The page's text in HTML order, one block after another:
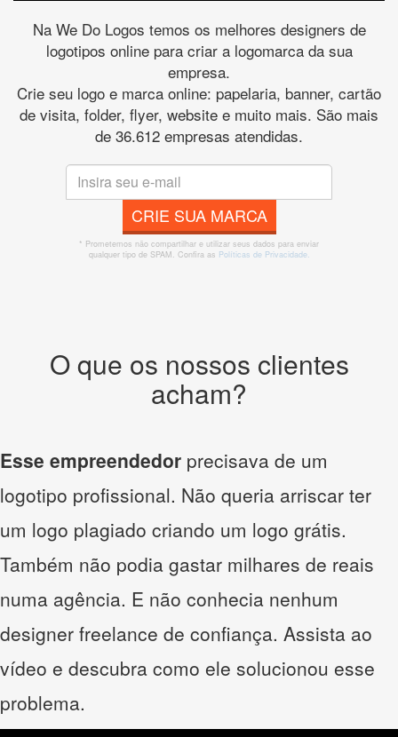
Na We Do Logos temos os melhores designers de
logotipos online para criar a logomarca da sua
empresa.
Crie seu logo e marca online: papelaria, banner, cartão
de visita, folder, flyer, website e muito mais. São mais
de 36.612 empresas atendidas.
CRIE SUA MARCA
* Prometemos não compartilhar e utilizar seus dados para enviar
qualquer tipo de SPAM. Confira as Políticas de Privacidade.
O que os nossos clientes
acham?
Esse empreendedor precisava de um
logotipo profissional. Não queria arriscar ter
um logo plagiado criando um logo grátis.
Também não podia gastar milhares de reais
numa agência. E não conhecia nenhum
designer freelance de confiança. Assista ao
vídeo e descubra como ele solucionou esse
problema.